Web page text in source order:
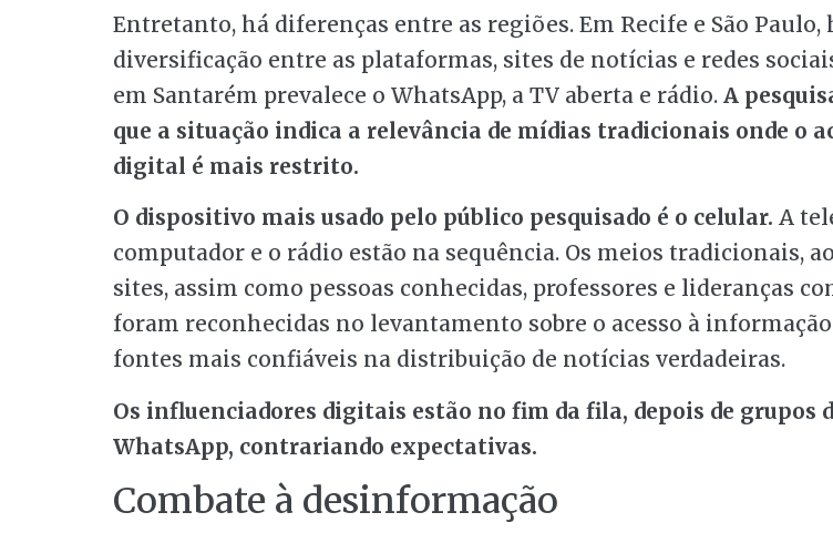
Entretanto, há diferenças entre as regiões. Em Recife e São Paulo,
diversificação entre as plataformas, sites de notícias e redes
em Santarém prevalece o WhatsApp, a TV aberta e rádio. A
que a situação indica a relevância de mídias tradicionais onde o
digital é mais restrito.
O dispositivo mais usado pelo público pesquisado é o celular. A
computador e o rádio estão na sequência. Os meios tradicionais,
sites, assim como pessoas conhecidas, professores e lideranças
foram reconhecidas no levantamento sobre o acesso à
fontes mais confiáveis na distribuição de notícias verdadeiras.
Os influenciadores digitais estão no fim da fila, depois de grupos
WhatsApp, contrariando expectativas.
Combate à desinformação